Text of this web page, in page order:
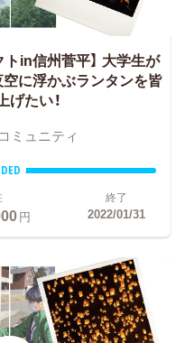
in信州菅平】 大学生が
に浮かぶランタンを皆
げたい！
コミュニティ
円
終了
2022/01/31